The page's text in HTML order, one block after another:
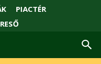
PIACTÉR